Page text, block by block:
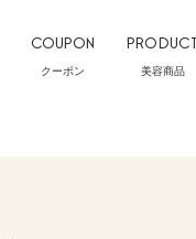
COUPON
クーポン
PRODUCT
美容商品